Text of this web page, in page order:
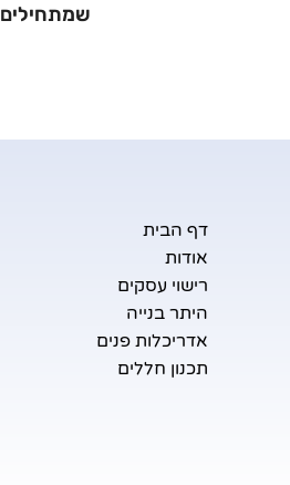
שמתחילים
דף הבית
אודות
רישוי עסקים
היתר בנייה
אדריכלות פנים
תכנון חללים